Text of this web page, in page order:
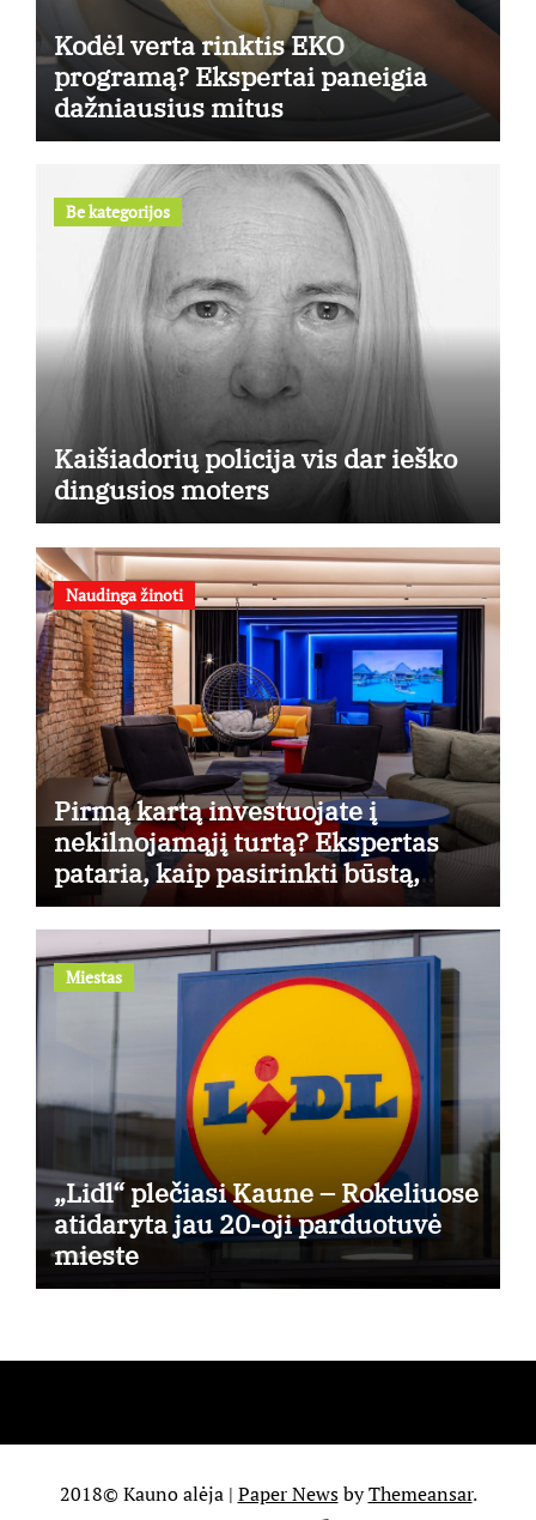
Kodėl verta rinktis EKO
programą? Ekspertai paneigia
dažniausius mitus
Be kategorijos
Kaišiadorių policija vis dar ieško
dingusios moters
Naudinga žinoti
Pirmą kartą investuojate į
nekilnojamąjį turtą? Ekspertas
pataria, kaip pasirinkti būstą,
kuris generuos grąžą
Miestas
„Lidl“ plečiasi Kaune – Rokeliuose
atidaryta jau 20-oji parduotuvė
mieste
2018© Kauno alėja | Paper NewsbyThemeansar.